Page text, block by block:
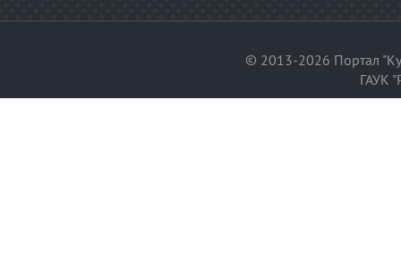
© 2013-2026 Портал
ГАУК